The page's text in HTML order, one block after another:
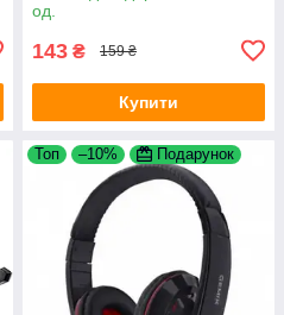
од.
143 ₴ 159 ₴
Купити
Топ –10% Подарунок